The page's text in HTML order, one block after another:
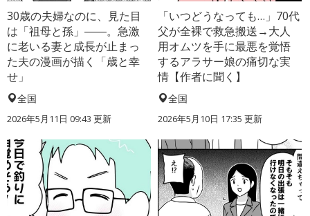
30歳の夫婦なのに、見た目
は「祖母と孫」――。急激
に老いる妻と成長が止まっ
た夫の漫画が描く「歳と幸
せ」
全国
2026年5月11日 09:43 更新
「いつどうなっても…」70代
父が全裸で救急搬送→大人
用オムツを手に最悪を覚悟
するアラサー娘の痛切な実
情【作者に聞く】
全国
2026年5月10日 17:35 更新